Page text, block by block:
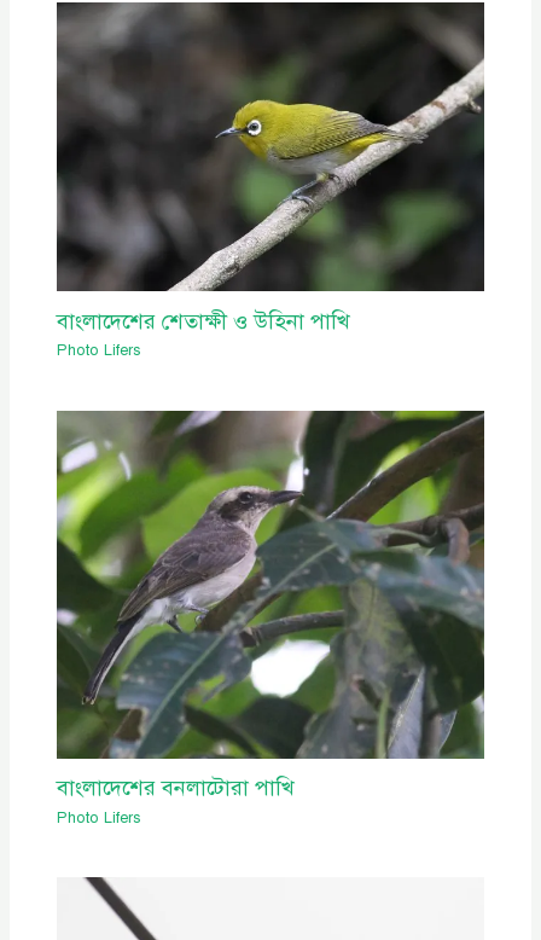
বাংলাদেশের শেতাক্ষী ও উহিনা পাখি
Photo Lifers
বাংলাদেশের বনলাটোরা পাখি
Photo Lifers